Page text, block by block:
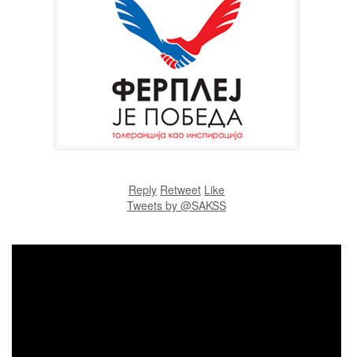
Reply Retweet Like
Tweets by @SAKSS